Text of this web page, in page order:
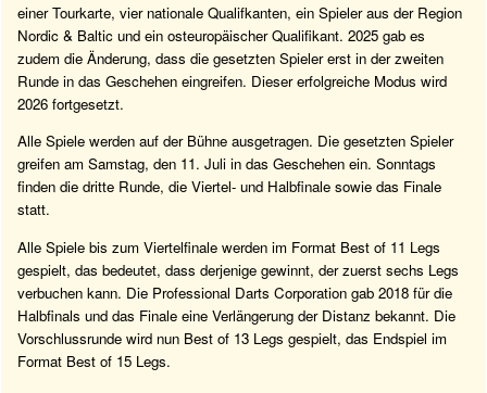
einer Tourkarte, vier nationale Qualifkanten, ein Spieler aus der Region
Nordic & Baltic und ein osteuropäischer Qualifikant. 2025 gab es
zudem die Änderung, dass die gesetzten Spieler erst in der zweiten
Runde in das Geschehen eingreifen. Dieser erfolgreiche Modus wird
2026 fortgesetzt.
Alle Spiele werden auf der Bühne ausgetragen. Die gesetzten Spieler
greifen am Samstag, den 11. Juli in das Geschehen ein. Sonntags
finden die dritte Runde, die Viertel- und Halbfinale sowie das Finale
statt.
Alle Spiele bis zum Viertelfinale werden im Format Best of 11 Legs
gespielt, das bedeutet, dass derjenige gewinnt, der zuerst sechs Legs
verbuchen kann. Die Professional Darts Corporation gab 2018 für die
Halbfinals und das Finale eine Verlängerung der Distanz bekannt. Die
Vorschlussrunde wird nun Best of 13 Legs gespielt, das Endspiel im
Format Best of 15 Legs.